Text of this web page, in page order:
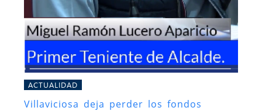
ACTUALIDAD
Villaviciosa deja perder los fondos